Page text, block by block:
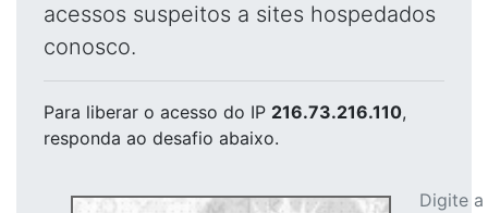
acessos suspeitos a sites hospedados
conosco.
Para liberar o acesso do IP 216.73.216.110,
responda ao desafio abaixo.
Digite